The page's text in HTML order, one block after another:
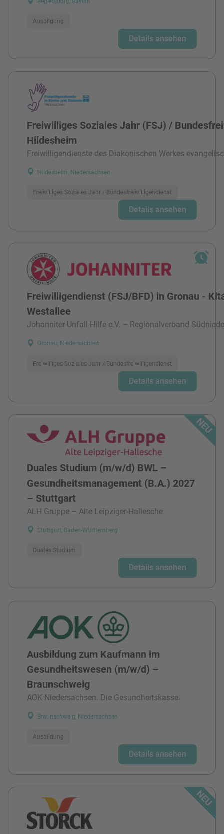
Ausbildung
Details ansehen
Freiwilliges Soziales Jahr (FSJ) /
Hildesheim
Freiwilligendienste des Diakonischen Werkes
Hildesheim, Niedersachsen
Freiwilliges Soziales Jahr / Bundesfreiwilligendienst
Details ansehen
Freiwilligendienst (FSJ/BFD) in Gronau -
Westallee
Johanniter-Unfall-Hilfe e.V. – Regionalverband
Gronau, Niedersachsen
Freiwilliges Soziales Jahr / Bundesfreiwilligendienst
Details ansehen
Duales Studium (m/w/d) BWL –
Gesundheitsmanagement (B.A.) 2027
– Stuttgart
ALH Gruppe – Alte Leipziger-Hallesche
Stuttgart, Baden-Württemberg
Duales Studium
Details ansehen
Ausbildung zum Kaufmann im
Gesundheitswesen (m/w/d) –
Braunschweig
AOK Niedersachsen. Die Gesundheitskasse.
Braunschweig, Niedersachsen
Ausbildung
Details ansehen